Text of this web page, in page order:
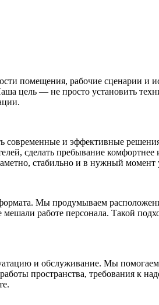
помещения, рабочие сценарии и
цель — не просто установить
и эффективные
сделать пребывание
стабильно и в нужный момент
Мы продумываем
работе персонала. Такой
и обслуживание. Мы
пространства, требования к